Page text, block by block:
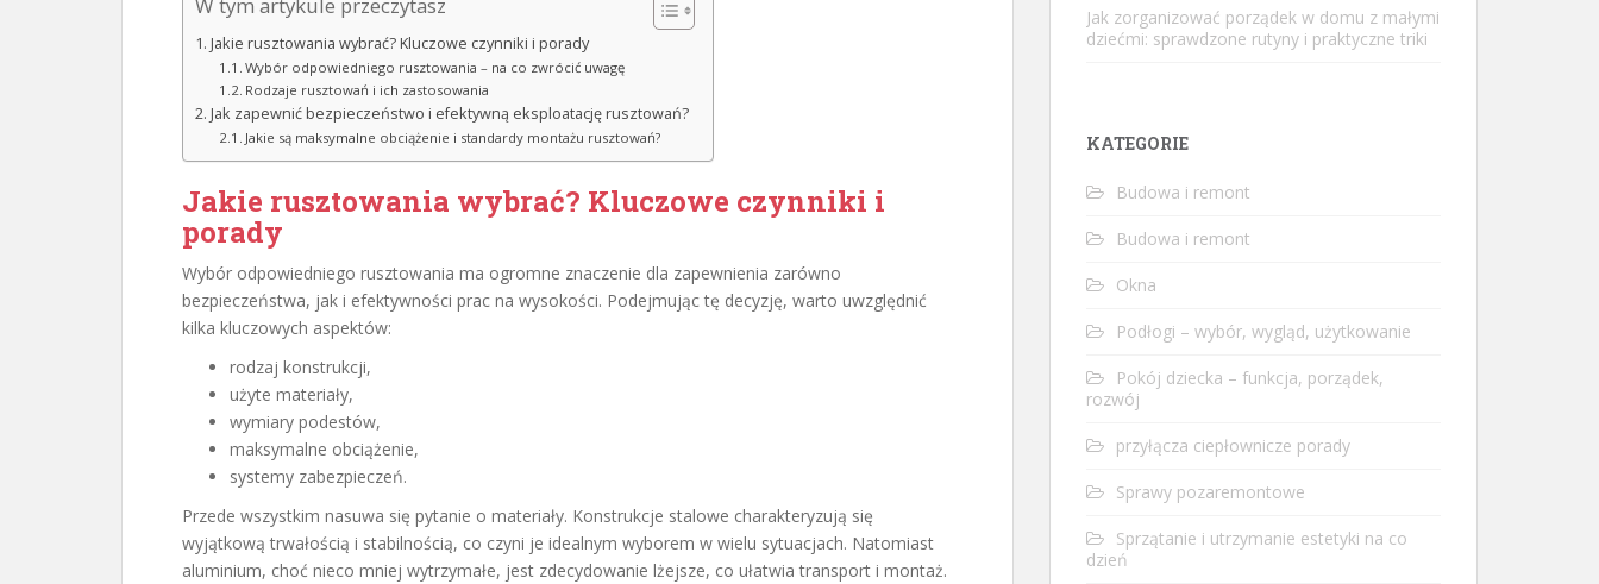
W tym artykule przeczytasz
Jakie rusztowania wybrać? Kluczowe czynniki i porady
Wybór odpowiedniego rusztowania – na co zwrócić uwagę
Rodzaje rusztowań i ich zastosowania
Jak zapewnić bezpieczeństwo i efektywną eksploatację rusztowań?
Jakie są maksymalne obciążenie i standardy montażu rusztowań?
Jakie rusztowania wybrać? Kluczowe czynniki i
porady
Wybór odpowiedniego rusztowania ma ogromne znaczenie dla zapewnienia zarówno
bezpieczeństwa, jak i efektywności prac na wysokości. Podejmując tę decyzję, warto uwzględnić
kilka kluczowych aspektów:
rodzaj konstrukcji,
użyte materiały,
wymiary podestów,
maksymalne obciążenie,
systemy zabezpieczeń.
Przede wszystkim nasuwa się pytanie o materiały. Konstrukcje stalowe charakteryzują się
wyjątkową trwałością i stabilnością, co czyni je idealnym wyborem w wielu sytuacjach. Natomiast
aluminium, choć nieco mniej wytrzymałe, jest zdecydowanie lżejsze, co ułatwia transport i montaż.
Jak zorganizować porządek w domu z małymi
dziećmi: sprawdzone rutyny i praktyczne triki
KATEGORIE
Budowa i remont
Budowa i remont
Okna
Podłogi – wybór, wygląd, użytkowanie
Pokój dziecka – funkcja, porządek,
rozwój
przyłącza ciepłownicze porady
Sprawy pozaremontowe
Sprzątanie i utrzymanie estetyki na co
dzień